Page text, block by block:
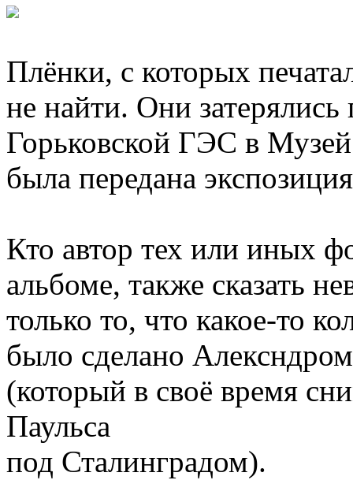
Плёнки, с которых
не найти. Они затерялись
Горьковской ГЭС в
была передана
Кто автор тех или иных
альбоме, также сказать
только то, что какое-то
было сделано
(который в своё время
Паульса
под Сталинградом).